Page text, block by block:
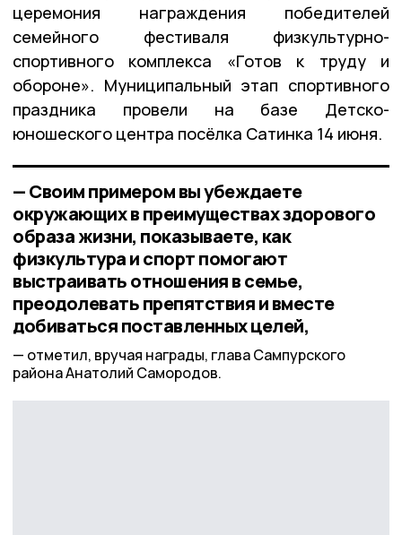
церемония награждения победителей
семейного фестиваля физкультурно-
спортивного комплекса «Готов к труду и
обороне». Муниципальный этап спортивного
праздника провели на базе Детско-
юношеского центра посёлка Сатинка 14 июня.
— Своим примером вы убеждаете
окружающих в преимуществах здорового
образа жизни, показываете, как
физкультура и спорт помогают
выстраивать отношения в семье,
преодолевать препятствия и вместе
добиваться поставленных целей,
отметил, вручая награды, глава Сампурского
района Анатолий Самородов.